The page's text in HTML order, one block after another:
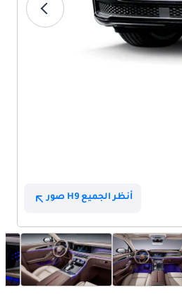
أنظر الجميع H9 صور